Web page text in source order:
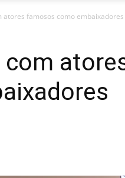
atores famosos como embaixadores
com